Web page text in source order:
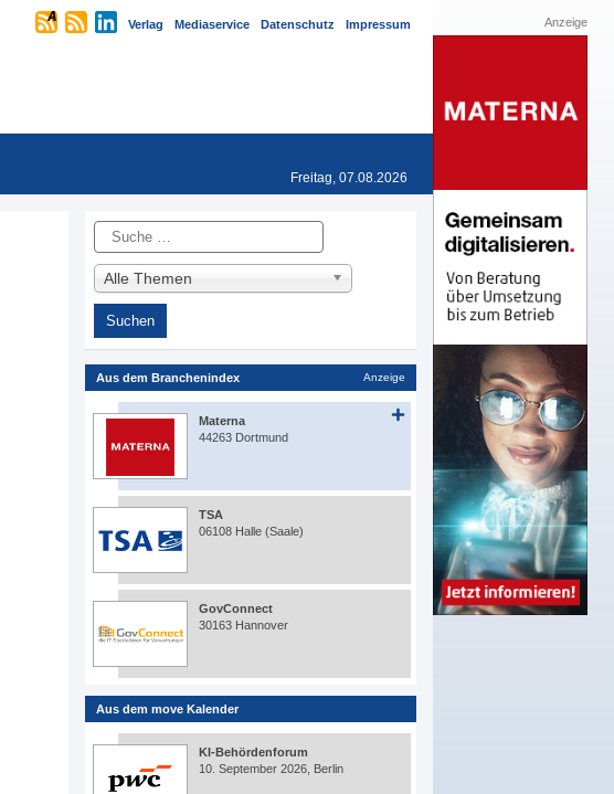
Verlag Mediaservice Datenschutz Impressum
Freitag, 07.08.2026
Suche
Alle Themen
Aus dem Branchenindex Anzeige
Materna
44263 Dortmund
TSA
06108 Halle (Saale)
GovConnect
30163 Hannover
Aus dem move Kalender
KI-Behördenforum
10. September 2026, Berlin
Anzeige